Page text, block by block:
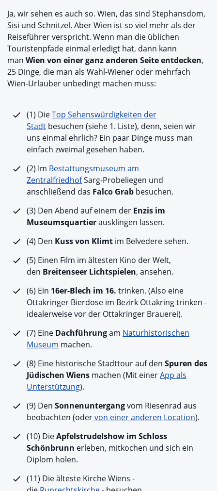
Ja, wir sehen es auch so. Wien, das sind Stephansdom,
Sisi und Schnitzel. Aber Wien ist so viel mehr als der
Reiseführer verspricht. Wenn man die üblichen
Touristenpfade einmal erledigt hat, dann kann
man Wien von einer ganz anderen Seite entdecken,
25 Dinge, die man als Wahl-Wiener oder mehrfach
Wien-Urlauber unbedingt machen muss:
(1) DieTop Sehenswürdigkeiten der
Stadt besuchen (siehe 1. Liste), denn, seien wir
uns einmal ehrlich? Ein paar Dinge muss man
einfach zweimal gesehen haben.
(2) Im Bestattungsmuseum am
ZentralfriedhofSarg-Probeliegen und
anschließend das Falco Grab besuchen.
(3) Den Abend auf einem der Enzis im
Museumsquartierausklingen lassen.
(4) Den Kuss von Klimt im Belvedere sehen.
(5) Einen Film im ältesten Kino der Welt,
den Breitenseer Lichtspielen, ansehen.
(6) Ein 16er-Blech im 16. trinken. (Also eine
Ottakringer Bierdose im Bezirk Ottakring trinken -
idealerweise vor der Ottakringer Brauerei).
(7) Eine Dachführungam Naturhistorischen
Museum machen.
(8) Eine historische Stadttour auf den Spuren des
Jüdischen Wiens machen (Mit einerApp als
Unterstützung).
(9) Den Sonnenuntergangvom Riesenrad aus
beobachten (odervon einer anderen Location).
(10) DieApfelstrudelshow im Schloss
Schönbrunn erleben, mitkochen und sich ein
Diplom holen.
(11) Die älteste Kirche Wiens -